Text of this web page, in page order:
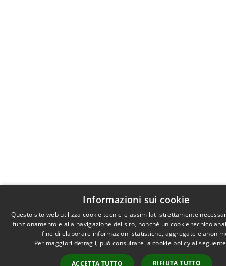
Informazioni sui cookie
Questo sito web utilizza cookie tecnici e assimilati strettamente
funzionamento e alla navigazione del sito, nonché un cookie tecnico
fine di elaborare informazioni statistiche, aggregate e
Per maggiori dettagli, può consultare la cookie policy al
ACCETTA TUTTO RIFIUTA TUTTO